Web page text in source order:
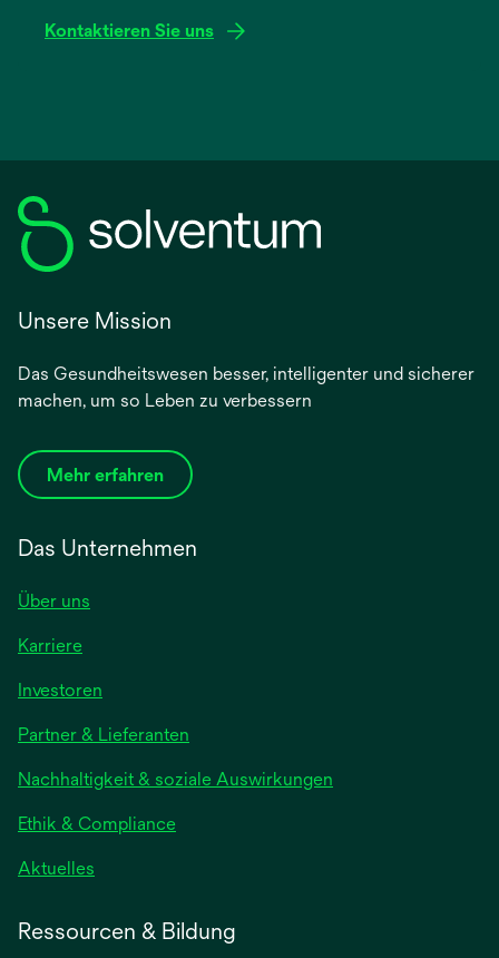
Kontaktieren Sie uns
Unsere Mission
Das Gesundheitswesen besser, intelligenter und sicherer
machen, um so Leben zu verbessern
Mehr erfahren
Das Unternehmen
Über uns
Karriere
Investoren
einer
neuen
Registerkarte
geöffnet
Partner & Lieferanten
Nachhaltigkeit & soziale Auswirkungen
Ethik & Compliance
Aktuelles
Ressourcen & Bildung